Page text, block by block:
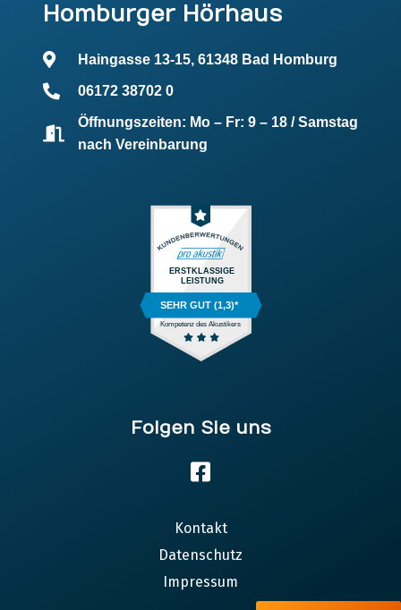
Homburger Hörhaus
Haingasse 13-15, 61348 Bad Homburg
06172 38702 0
Öffnungszeiten: Mo – Fr: 9 – 18 / Samstag
nach Vereinbarung
ERSTKLASSIGE
LEISTUNG
SEHR GUT (1,3)*
Kompetenz des Akustikers
Folgen Sie uns
Kontakt
Datenschutz
Impressum